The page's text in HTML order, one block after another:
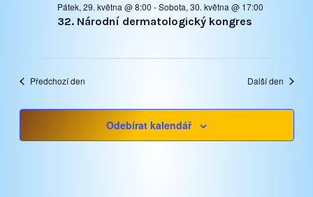
32. Národní dermatologický kongres
Pátek, 29. května @ 8:00 -Sobota, 30. května @ 17:00
Předchozí den Další den
Odebírat kalendář